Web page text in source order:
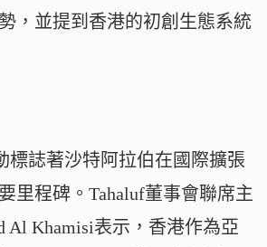
，並提到香港的初創生態系統
標誌著沙特阿拉伯在國際擴張
里程碑。Tahaluf董事會聯席主
Al Khamisi表示，香港作為亞